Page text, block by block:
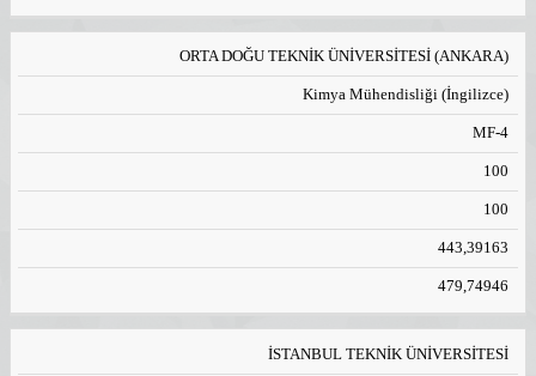
ORTA DOĞU TEKNİK ÜNİVERSİTESİ (ANKARA)
Kimya Mühendisliği (İngilizce)
MF-4
100
100
443,39163
479,74946
İSTANBUL TEKNİK ÜNİVERSİTESİ